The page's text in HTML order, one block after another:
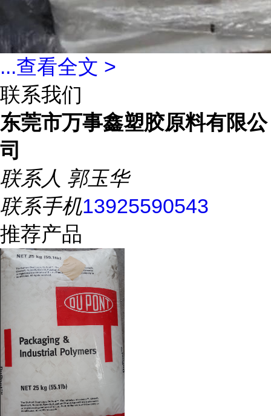
...查看全文 >
联系我们
东莞市万事鑫塑胶原料有限公
司
联系人 郭玉华
联系手机13925590543
推荐产品